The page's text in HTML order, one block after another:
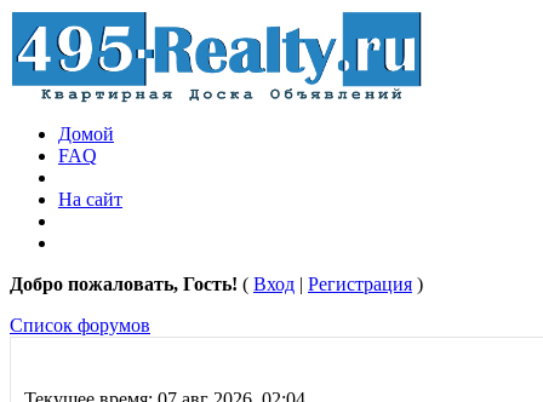
Домой
FAQ
На сайт
Добро пожаловать, Гость! ( Вход | Регистрация )
Список форумов